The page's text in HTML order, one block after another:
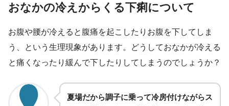
おなかの冷えからくる下痢について
お腹や腰が冷えると腹痛を起こしたりお腹を下してしま
う、という生理現象があります。どうしておなかが冷える
と痛くなったり緩んで下したりしてしまうのでしょうか？
夏場だから調子に乗って冷房付けながらス